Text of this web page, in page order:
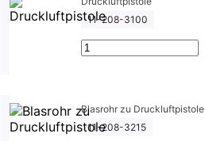
11-208-3100
Blasrohr zu Druckluftpistole
11-208-3215